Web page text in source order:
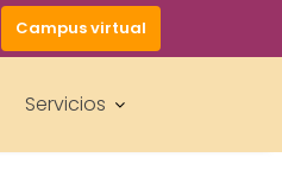
Campus virtual
Servicios